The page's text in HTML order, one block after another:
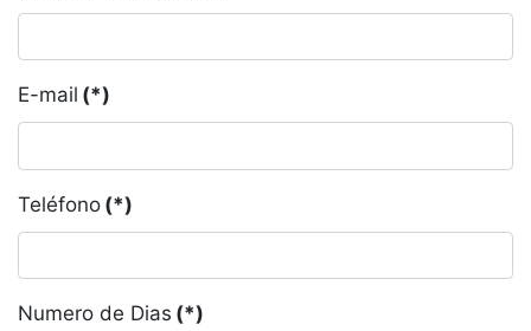
E-mail (*)
Teléfono (*)
Numero de Dias (*)